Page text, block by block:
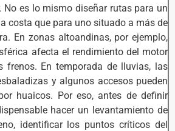
No es lo mismo diseñar rutas para un
costa que para uno situado a más de
En zonas altoandinas, por ejemplo,
afecta el rendimiento del motor
frenos. En temporada de lluvias, las
y algunos accesos pueden
huaicos. Por eso, antes de definir
hacer un levantamiento de
identificar los puntos críticos del